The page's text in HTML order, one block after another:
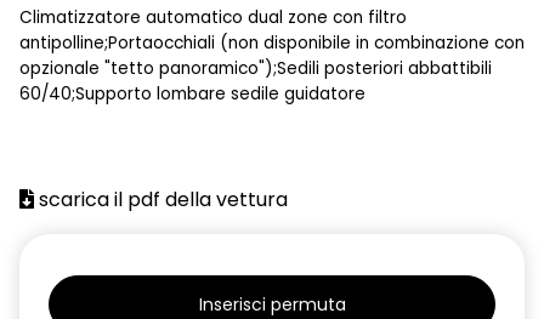
Climatizzatore automatico dual zone con filtro
antipolline;Portaocchiali (non disponibile in combinazione con
opzionale "tetto panoramico");Sedili posteriori abbattibili
60/40;Supporto lombare sedile guidatore
scarica il pdf della vettura
Inserisci permuta